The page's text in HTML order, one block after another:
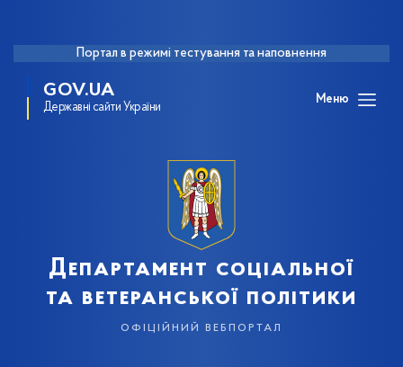
Портал в режимі тестування та наповнення
GOV.UA
Державні сайти України
Меню
Департамент соціальної
та ветеранської політики
офіційний вебпортал